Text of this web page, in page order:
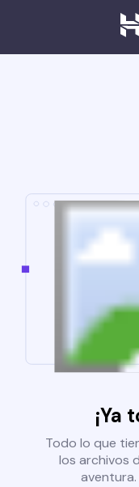
¡Ya
Todo lo que
los archivos